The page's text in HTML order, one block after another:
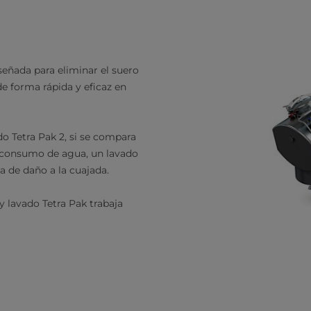
para eliminar el suero
forma rápida y eficaz en
Tetra Pak 2, si se compara
de agua, un lavado
de daño a la cuajada.
lavado Tetra Pak trabaja